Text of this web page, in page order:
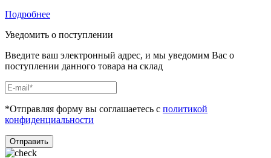
Подробнее
Уведомить о поступлении
Введите ваш электронный адрес, и мы уведомим Вас о
поступлении данного товара на склад
*Отправляя форму вы соглашаетесь с политикой
конфиденциальности
Отправить